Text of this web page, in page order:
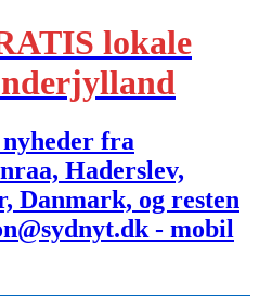
lokale
fra
Haderslev,
Danmark, og resten
- mobil